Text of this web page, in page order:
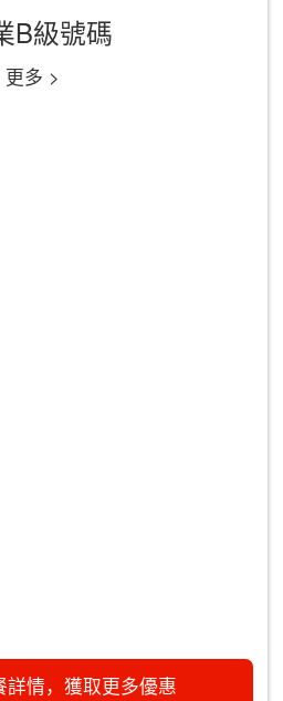
B級號碼
更多 >
詳情，獲取更多優惠